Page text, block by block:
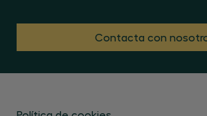
Contacta con